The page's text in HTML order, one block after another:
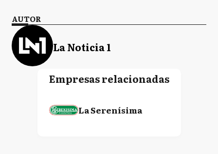
AUTOR
La Noticia 1
Empresas relacionadas
La Serenísima